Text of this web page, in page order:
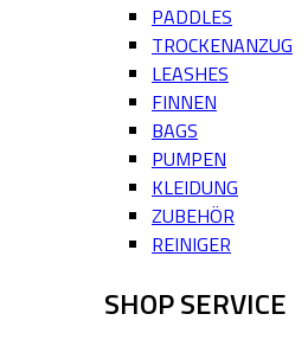
PADDLES
TROCKENANZUG
LEASHES
FINNEN
BAGS
PUMPEN
KLEIDUNG
ZUBEHÖR
REINIGER
SHOP SERVICE